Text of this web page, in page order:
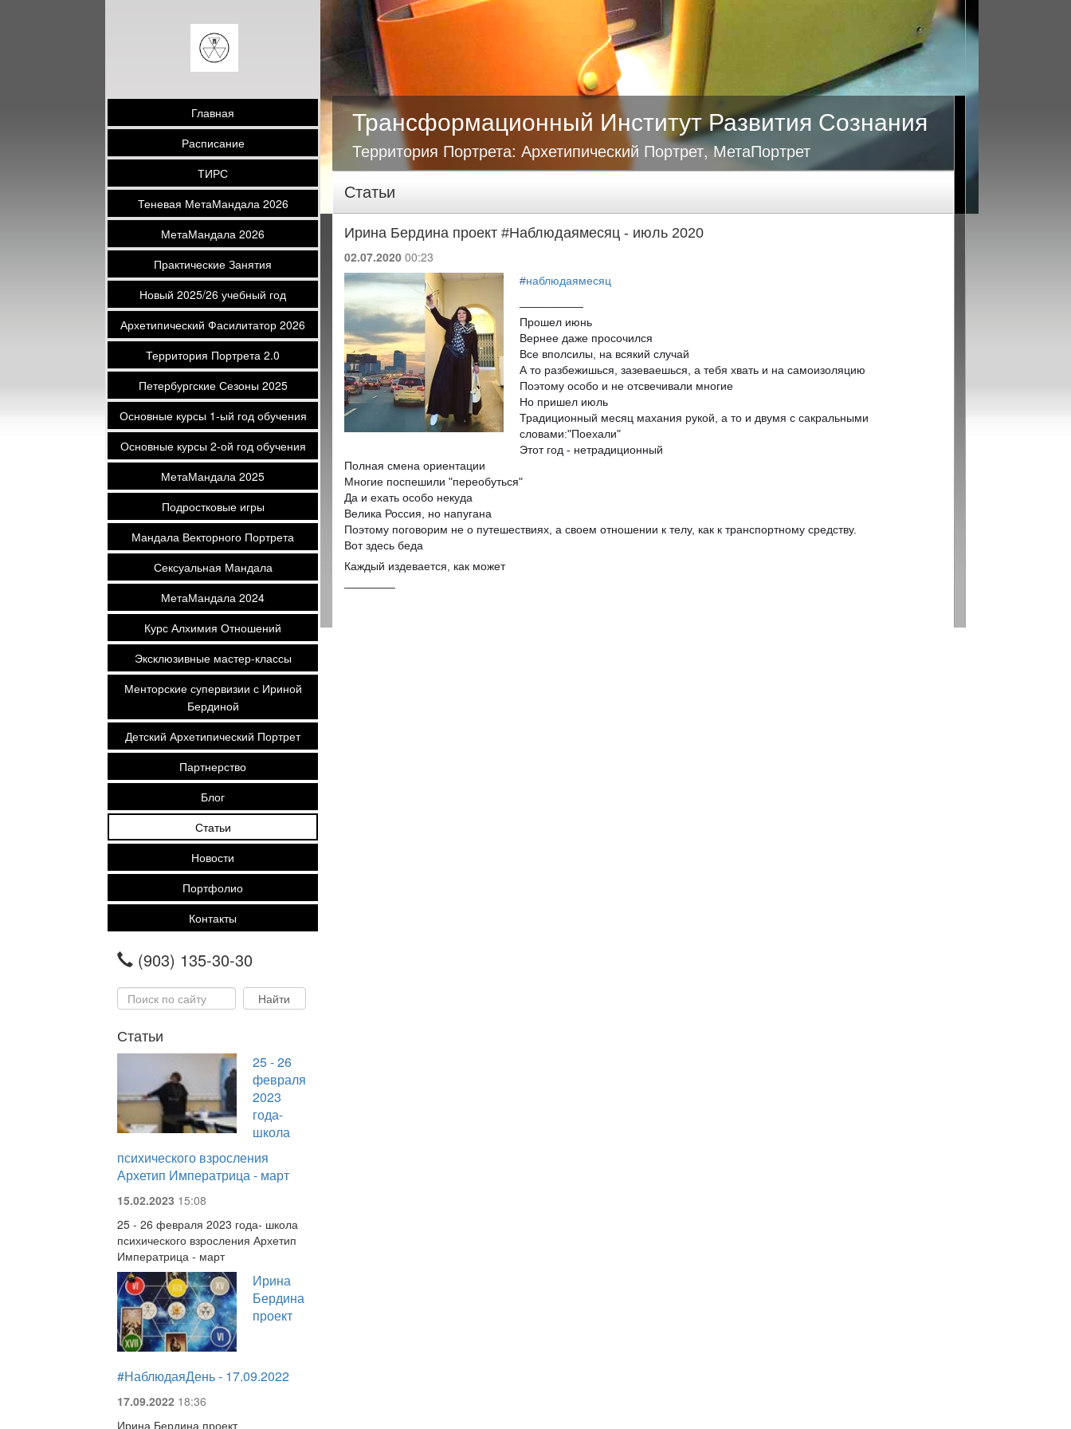
Главная
Расписание
ТИРС
Теневая МетаМандала 2026
МетаМандала 2026
Практические Занятия
Новый 2025/26 учебный год
Архетипический Фасилитатор 2026
Территория Портрета 2.0
Петербургские Сезоны 2025
Основные курсы 1-ый год обучения
Основные курсы 2-ой год обучения
МетаМандала 2025
Подростковые игры
Мандала Векторного Портрета
Сексуальная Мандала
МетаМандала 2024
Курс Алхимия Отношений
Эксклюзивные мастер-классы
Менторские супервизии с Ириной
Бердиной
Детский Архетипический Портрет
Партнерство
Блог
Статьи
Новости
Портфолио
Контакты
(903) 135-30-30
Статьи
25 - 26
февраля
2023
года-
школа
психического взросления
Архетип Императрица - март
15.02.2023 15:08
25 - 26 февраля 2023 года- школа
психического взросления Архетип
Императрица - март
Ирина
Бердина
проект
#НаблюдаяДень - 17.09.2022
17.09.2022 18:36
Ирина Бердина проект
Трансформационный Институт Развития Сознания
Территория Портрета: Архетипический Портрет, МетаПортрет
Статьи
Ирина Бердина проект #Наблюдаямесяц - июль 2020
02.07.2020 00:23
#наблюдаямесяц
Прошел июнь
Вернее даже просочился
Все вполсилы, на всякий случай
А то разбежишься, зазеваешься, а тебя хвать и на самоизоляцию
Поэтому особо и не отсвечивали многие
Но пришел июль
Традиционный месяц махания рукой, а то и двумя с сакральными
словами:"Поехали"
Этот год - нетрадиционный
Полная смена ориентации
Многие поспешили "переобуться"
Да и ехать особо некуда
Велика Россия, но напугана
Поэтому поговорим не о путешествиях, а своем отношении к телу, как к транспортному средству.
Вот здесь беда
Каждый издевается, как может